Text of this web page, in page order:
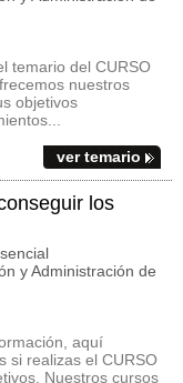
temario del CURSO
nuestros
objetivos
ver temario
los
y Administración de
aquí
si realizas el CURSO
Nuestros cursos